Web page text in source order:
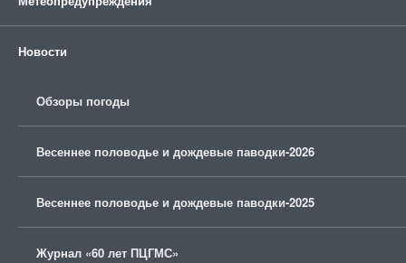
Новости
Обзоры погоды
Весеннее половодье и дождевые паводки-2026
Весеннее половодье и дождевые паводки-2025
Журнал «60 лет ПЦГМС»